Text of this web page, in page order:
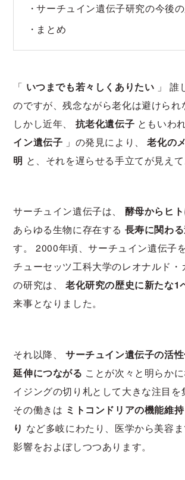
サーチュイン遺伝子研究の今後
まとめ
「 いつまでも若々しくありたい 」 誰
のですが、残念ながら老化は避けられ
しかし近年、 抗老化遺伝子 ともいわ
イン遺伝子 」の発見により、老化の
明 と、それを遅らせる手立てが見えて
サーチュイン遺伝子は、 酵母からヒ
あらゆる生物に存在する 長寿に関わ
す。 2000年頃、サーチュイン遺伝子
チューセッツ工科大学のレオナルド・
の研究は、 老化研究の歴史に新たな1
来事となりました。
それ以降、 サーチュイン遺伝子の活
延伸につながる ことが次々と明らか
イジングの切り札として大きな注目を
その働きは ミトコンドリアの機能維持
り など多岐にわたり、医学から美容
影響をおよぼしつつあります。